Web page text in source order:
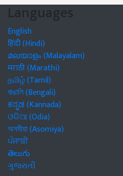
Languages
English
हिंदी (Hindi)
മലയാളം (Malayalam)
मराठी (Marathi)
தமிழ் (Tamil)
বাঙালি (Bengali)
ಕನ್ನಡ (Kannada)
ଓଡିଆ (Odia)
অসমীয়া (Asomiya)
ਪੰਜਾਬੀ
తెలుగు
ગુજરાતી